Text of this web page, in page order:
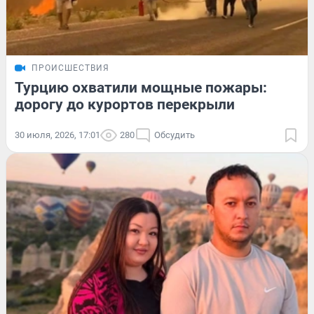
ПРОИСШЕСТВИЯ
Турцию охватили мощные пожары:
дорогу до курортов перекрыли
30 июля, 2026, 17:01 280 Обсудить